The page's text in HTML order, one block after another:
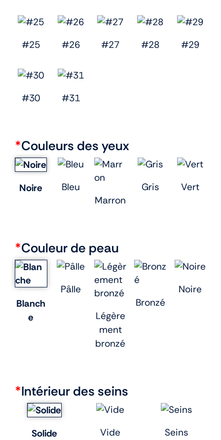
#25 #26 #27 #28 #29
#30 #31
*Couleurs des yeux
Noire
Bleu
Marron
Gris Vert
*Couleur de peau
Blanch
e
Pâlle
Légère
ment
bronzé
Bronzé
Noire
*Intérieur des seins
Solide Vide Seins